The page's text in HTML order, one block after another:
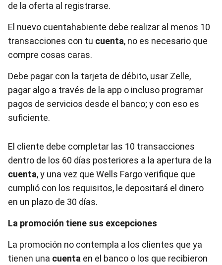
de la oferta al registrarse.
El nuevo cuentahabiente debe realizar al menos 10
transacciones con tu cuenta, no es necesario que
compre cosas caras.
Debe pagar con la tarjeta de débito, usar Zelle,
pagar algo a través de la app o incluso programar
pagos de servicios desde el banco; y con eso es
suficiente.
El cliente debe completar las 10 transacciones
dentro de los 60 días posteriores a la apertura de la
cuenta, y una vez que Wells Fargo verifique que
cumplió con los requisitos, le depositará el dinero
en un plazo de 30 días.
La promoción tiene sus excepciones
La promoción no contempla a los clientes que ya
tienen una cuenta en el banco o los que recibieron